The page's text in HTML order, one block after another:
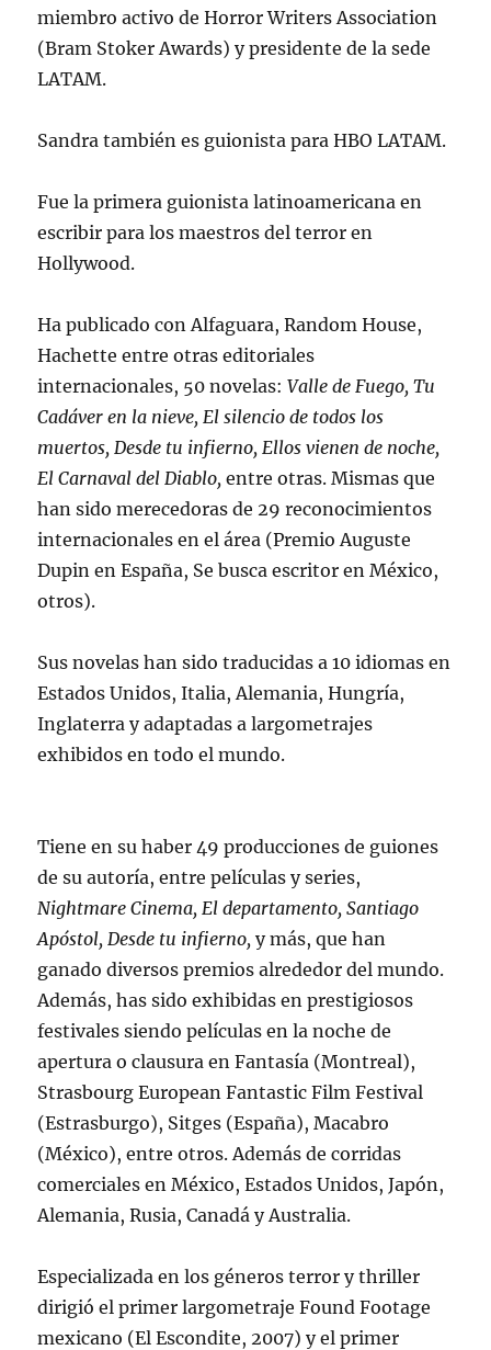
miembro activo de Horror Writers Association
(Bram Stoker Awards) y presidente de la sede
LATAM.
Sandra también es guionista para HBO LATAM.
Fue la primera guionista latinoamericana en
escribir para los maestros del terror en
Hollywood.
Ha publicado con Alfaguara, Random House,
Hachette entre otras editoriales
internacionales, 50 novelas:Valle de Fuego, Tu
Cadáver en la nieve, El silencio de todos los
muertos, Desde tu infierno, Ellos vienen de noche,
El Carnaval del Diablo, entre otras. Mismas que
han sido merecedoras de 29 reconocimientos
internacionales en el área (Premio Auguste
Dupin en España, Se busca escritor en México,
otros).
Sus novelas han sido traducidas a 10 idiomas en
Estados Unidos, Italia, Alemania, Hungría,
Inglaterra y adaptadas a largometrajes
exhibidos en todo el mundo.
Tiene en su haber 49 producciones de guiones
de su autoría, entre películas y series,
Nightmare Cinema, El departamento, Santiago
Apóstol, Desde tu infierno, y más, que han
ganado diversos premios alrededor del mundo.
Además, has sido exhibidas en prestigiosos
festivales siendo películas en la noche de
apertura o clausura en Fantasía (Montreal),
Strasbourg European Fantastic Film Festival
(Estrasburgo), Sitges (España), Macabro
(México), entre otros. Además de corridas
comerciales en México, Estados Unidos, Japón,
Alemania, Rusia, Canadá y Australia.
Especializada en los géneros terror y thriller
dirigió el primer largometraje Found Footage
mexicano (El Escondite, 2007) y el primer